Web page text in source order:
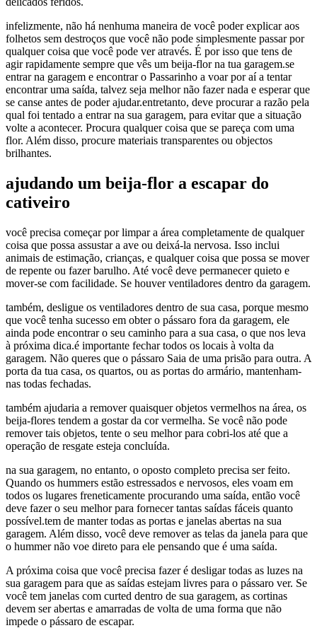
infelizmente, não há nenhuma maneira de você poder explicar aos
folhetos sem destroços que você não pode simplesmente passar por
qualquer coisa que você pode ver através. É por isso que tens de
agir rapidamente sempre que vês um beija-flor na tua garagem.se
entrar na garagem e encontrar o Passarinho a voar por aí a tentar
encontrar uma saída, talvez seja melhor não fazer nada e esperar que
se canse antes de poder ajudar.entretanto, deve procurar a razão pela
qual foi tentado a entrar na sua garagem, para evitar que a situação
volte a acontecer. Procura qualquer coisa que se pareça com uma
flor. Além disso, procure materiais transparentes ou objectos
brilhantes.
ajudando um beija-flor a escapar do
cativeiro
você precisa começar por limpar a área completamente de qualquer
coisa que possa assustar a ave ou deixá-la nervosa. Isso inclui
animais de estimação, crianças, e qualquer coisa que possa se mover
de repente ou fazer barulho. Até você deve permanecer quieto e
mover-se com facilidade. Se houver ventiladores dentro da garagem.
também, desligue os ventiladores dentro de sua casa, porque mesmo
que você tenha sucesso em obter o pássaro fora da garagem, ele
ainda pode encontrar o seu caminho para a sua casa, o que nos leva
à próxima dica.é importante fechar todos os locais à volta da
garagem. Não queres que o pássaro Saia de uma prisão para outra. A
porta da tua casa, os quartos, ou as portas do armário, mantenham-
nas todas fechadas.
também ajudaria a remover quaisquer objetos vermelhos na área, os
beija-flores tendem a gostar da cor vermelha. Se você não pode
remover tais objetos, tente o seu melhor para cobri-los até que a
operação de resgate esteja concluída.
na sua garagem, no entanto, o oposto completo precisa ser feito.
Quando os hummers estão estressados e nervosos, eles voam em
todos os lugares freneticamente procurando uma saída, então você
deve fazer o seu melhor para fornecer tantas saídas fáceis quanto
possível.tem de manter todas as portas e janelas abertas na sua
garagem. Além disso, você deve remover as telas da janela para que
o hummer não voe direto para ele pensando que é uma saída.
A próxima coisa que você precisa fazer é desligar todas as luzes na
sua garagem para que as saídas estejam livres para o pássaro ver. Se
você tem janelas com curted dentro de sua garagem, as cortinas
devem ser abertas e amarradas de volta de uma forma que não
impede o pássaro de escapar.